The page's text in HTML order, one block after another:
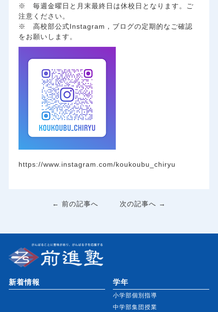
※ 毎週金曜日と月末最終日は休校日となります。ご
注意ください。
※ 高校部公式Instagram，ブログの定期的なご確認
をお願いします。
https://www.instagram.com/koukoubu_chiryu
← 前の記事へ 次の記事へ →
新着情報 学年
小学部個別指導
中学部集団授業